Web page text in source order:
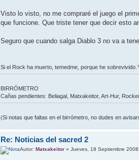
Visto lo visto, no me compraré el juego el
que funcione. Que triste tener que decir esto
Seguro que cuando salga Diablo 3 no va a
Si el Rock ha muerto, temedme, porque he
BIRRÓMETRO
Cañas pendientes: Beliagal, Matxakeitor, Art-Hur,
(Si notas que faltas en el birrómetro, no dudes en
Re: Noticias del sacred 2
Autor:Matxakeitor » Jueves, 18 Septiembre